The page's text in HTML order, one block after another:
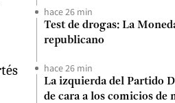
hace 26 min
Test de drogas: La
republicano
hace 26 min
La izquierda del Partido
de cara a los comicios de